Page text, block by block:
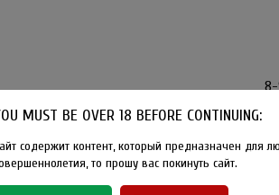
8-
MUST BE OVER 18 BEFORE CONTINUING:
содержит контент, который предназначен для
то прошу вас покинуть сайт.